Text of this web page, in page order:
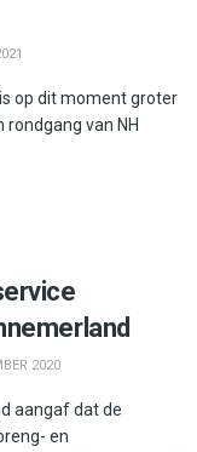
op dit moment groter
van NH
2020
aangaf dat de
en